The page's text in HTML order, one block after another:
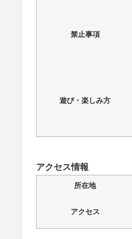
禁止事項
遊び・楽しみ方
アクセス情報
所在地
アクセス